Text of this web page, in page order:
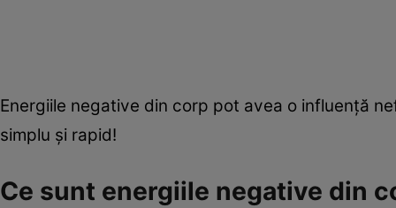
Energiile negative din corp pot avea o influenţă
simplu şi rapid!
Ce sunt energiile negative din